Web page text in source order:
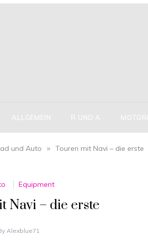
ALLGEMEIN R UND A
und Auto » Touren mit Navi – die erste
Equipment
Navi – die erste
Alexblue71